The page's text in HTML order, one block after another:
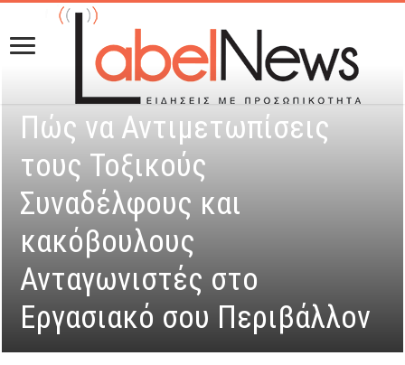
Πώς να Αντιμετωπίσεις
τους Τοξικούς
Συναδέλφους και
κακόβουλους
Ανταγωνιστές στο
Εργασιακό σου Περιβάλλον